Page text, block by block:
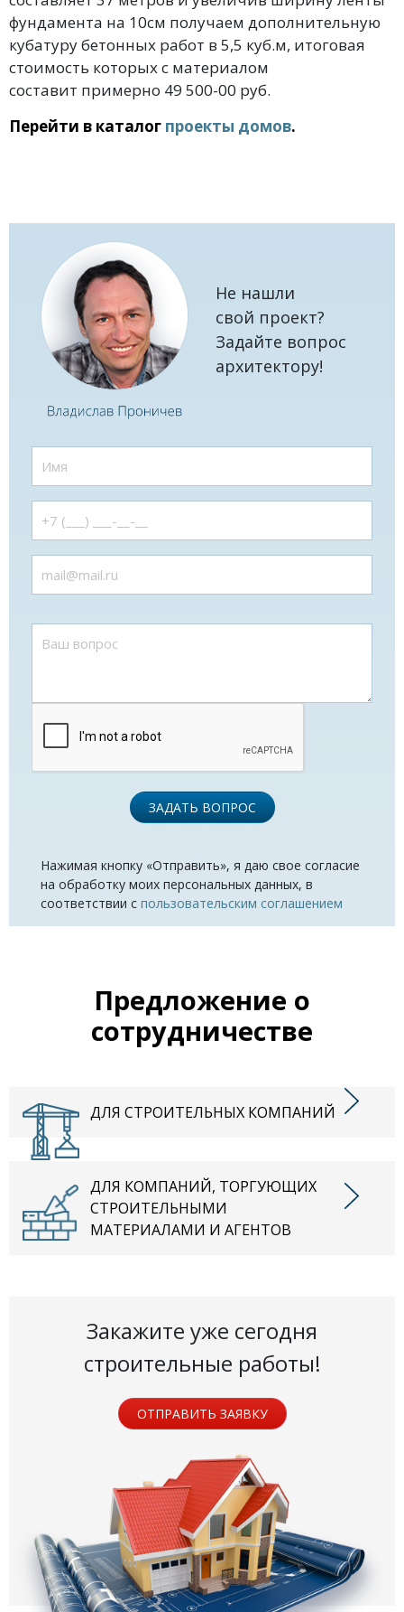
фундамента на 10см получаем дополнительную
кубатуру бетонных работ в 5,5 куб.м, итоговая
стоимость которых с материалом
составит примерно 49 500-00 руб.
Перейти в каталог проекты домов.
Не нашли
свой проект?
Задайте вопрос
архитектору!
ЗАДАТЬ ВОПРОС
Нажимая кнопку «Отправить», я даю свое согласие
на обработку моих персональных данных, в
соответствии с пользовательским соглашением
Предложение о
сотрудничестве
ДЛЯ СТРОИТЕЛЬНЫХ КОМПАНИЙ
ДЛЯ КОМПАНИЙ, ТОРГУЮЩИХ
СТРОИТЕЛЬНЫМИ
МАТЕРИАЛАМИ И АГЕНТОВ
Закажите уже сегодня
строительные работы!
ОТПРАВИТЬ ЗАЯВКУ